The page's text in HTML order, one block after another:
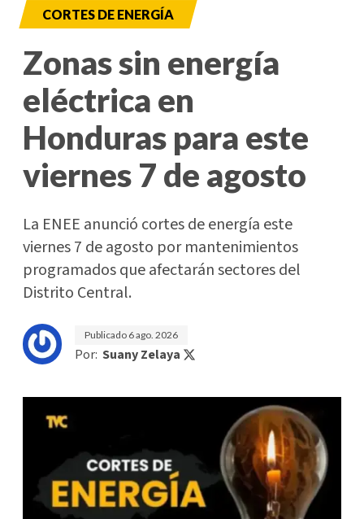
CORTES DE ENERGÍA
Zonas sin energía
eléctrica en
Honduras para este
viernes 7 de agosto
La ENEE anunció cortes de energía este
viernes 7 de agosto por mantenimientos
programados que afectarán sectores del
Distrito Central.
Publicado 6 ago. 2026
Por: Suany Zelaya